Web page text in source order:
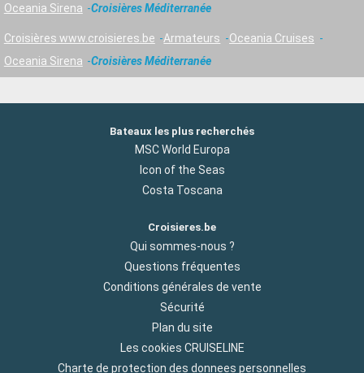
Oceania Sirena
Croisières Méditerranée
Croisières www.croisieres.be Armateurs
Oceania Cruises
Oceania Sirena
Croisières Méditerranée
Bateaux les plus recherchés
MSC World Europa
Icon of the Seas
Costa Toscana
Croisieres.be
Qui sommes-nous ?
Questions fréquentes
Conditions générales de vente
Sécurité
Plan du site
Les cookies CRUISELINE
Charte de protection des donnees personnelles